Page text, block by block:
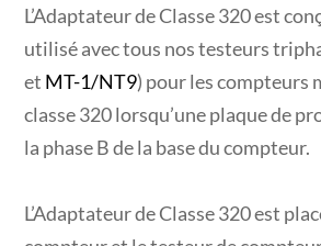
L’Adaptateur de Classe 320 est
utilisé avec tous nos testeurs
et MT-1/NT9) pour les compteurs
classe 320 lorsqu’une plaque de
la phase B de la base du compteur.
L’Adaptateur de Classe 320 est